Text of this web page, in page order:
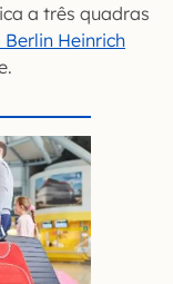
a três quadras
Berlin Heinrich